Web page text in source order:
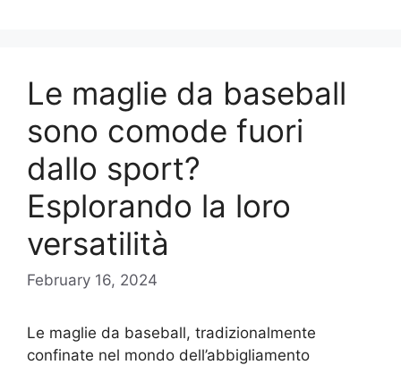
Le maglie da baseball
sono comode fuori
dallo sport?
Esplorando la loro
versatilità
February 16, 2024
Le maglie da baseball, tradizionalmente
confinate nel mondo dell’abbigliamento